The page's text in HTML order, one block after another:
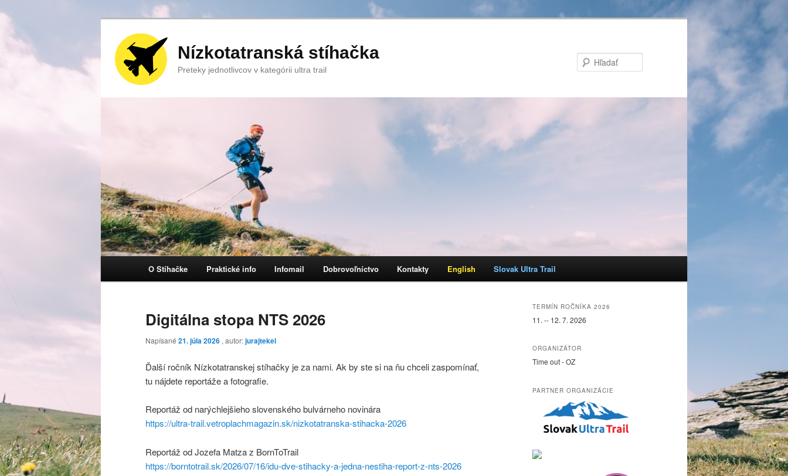
Nízkotatranská stíhačka
Preteky jednotlivcov v kategórii ultra trail
Preskočiť na primárny obsah
Preskočiť na sekundárny obsah
O Stíhačke Praktické info Infomail Dobrovoľníctvo Kontakty English Slovak Ultra Trail
Digitálna stopa NTS 2026
Napísané 21. júla 2026 , autor:jurajtekel
Ďalší ročník Nízkotatranskej stíhačky je za nami. Ak by ste si na ňu chceli zaspomínať,
tu nájdete reportáže a fotografie.
Reportáž od narýchlejšieho slovenského bulvárneho novinára
https://ultra-trail.vetroplachmagazin.sk/nizkotatranska-stihacka-2026
Reportáž od Jozefa Matza z BornToTrail
https://borntotrail.sk/2026/07/16/idu-dve-stihacky-a-jedna-nestiha-report-z-nts-2026
TERMÍN ROČNÍKA 2026
11. -- 12. 7. 2026
ORGANIZÁTOR
Time out - OZ
PARTNER ORGANIZÁCIE